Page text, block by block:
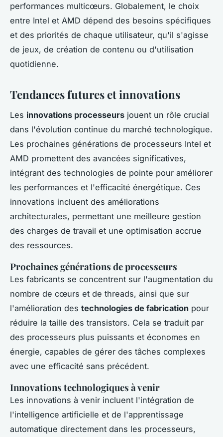
performances multicœurs. Globalement, le choix
entre Intel et AMD dépend des besoins spécifiques
et des priorités de chaque utilisateur, qu'il s'agisse
de jeux, de création de contenu ou d'utilisation
quotidienne.
Tendances futures et innovations
Les innovations processeurs jouent un rôle crucial
dans l'évolution continue du marché technologique.
Les prochaines générations de processeurs Intel et
AMD promettent des avancées significatives,
intégrant des technologies de pointe pour améliorer
les performances et l'efficacité énergétique. Ces
innovations incluent des améliorations
architecturales, permettant une meilleure gestion
des charges de travail et une optimisation accrue
des ressources.
Prochaines générations de processeurs
Les fabricants se concentrent sur l'augmentation du
nombre de cœurs et de threads, ainsi que sur
l'amélioration des technologies de fabrication pour
réduire la taille des transistors. Cela se traduit par
des processeurs plus puissants et économes en
énergie, capables de gérer des tâches complexes
avec une efficacité sans précédent.
Innovations technologiques à venir
Les innovations à venir incluent l'intégration de
l'intelligence artificielle et de l'apprentissage
automatique directement dans les processeurs,